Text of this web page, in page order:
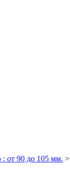
от 90 до 105 мм. >